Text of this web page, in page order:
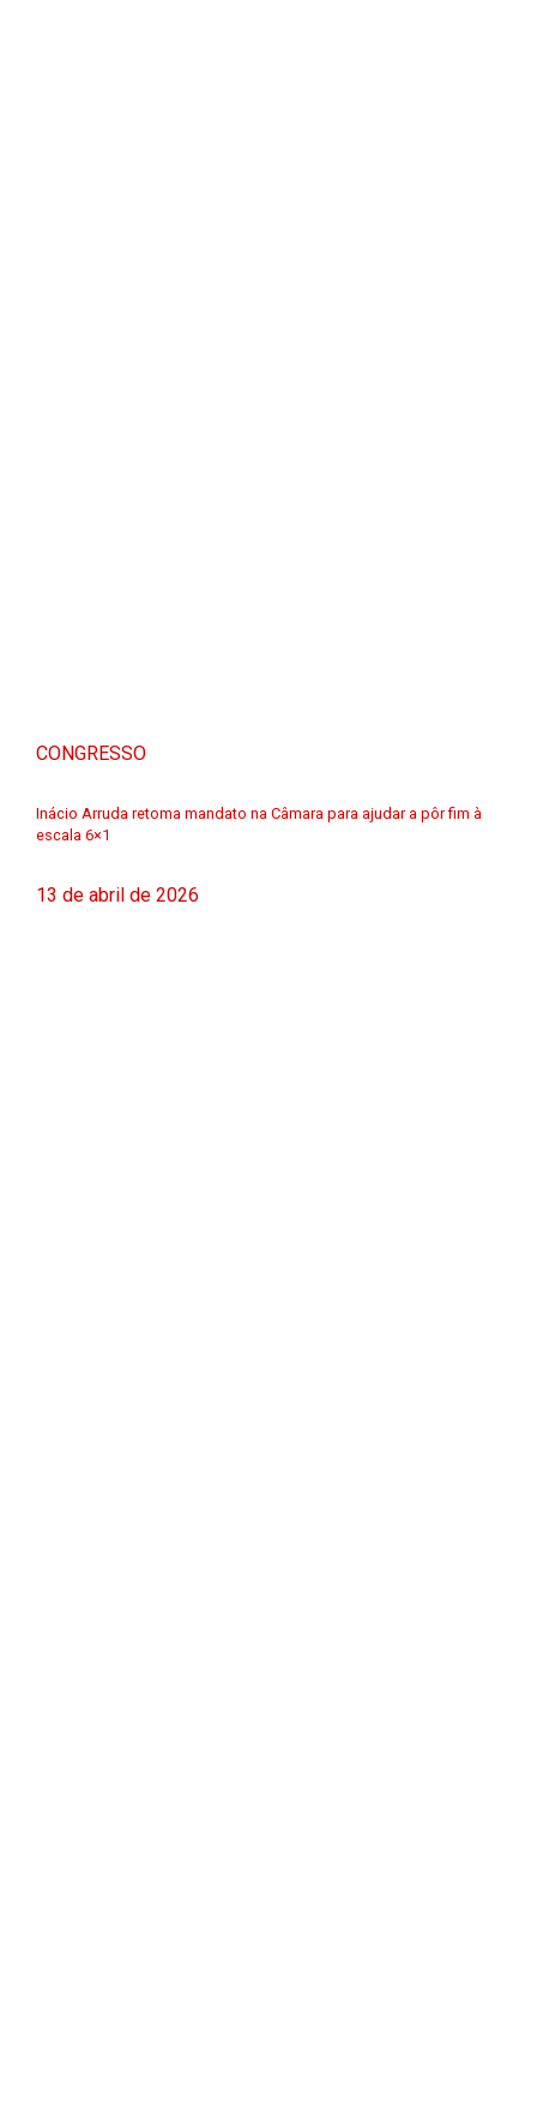
CONGRESSO
Inácio Arruda retoma mandato na Câmara para ajudar a pôr fim à
escala 6×1
13 de abril de 2026